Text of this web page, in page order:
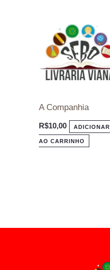
A Companhia
R$10,00 ADICIONAR
AO CARRINHO